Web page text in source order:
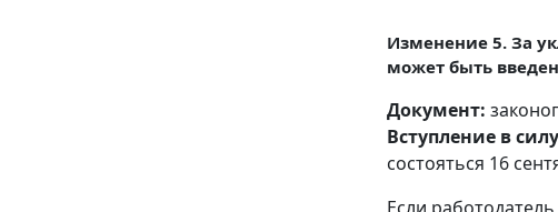
Изменение 5. За
может быть
Документ:
Вступление в
состояться 16